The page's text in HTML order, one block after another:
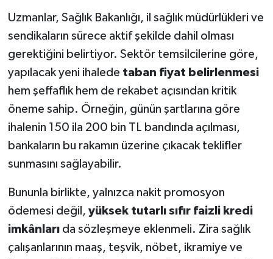
Uzmanlar, Sağlık Bakanlığı, il sağlık müdürlükleri ve
sendikaların sürece aktif şekilde dahil olması
gerektiğini belirtiyor. Sektör temsilcilerine göre,
yapılacak yeni ihalede taban fiyat belirlenmesi
hem şeffaflık hem de rekabet açısından kritik
öneme sahip. Örneğin, günün şartlarına göre
ihalenin 150 ila 200 bin TL bandında açılması,
bankaların bu rakamın üzerine çıkacak teklifler
sunmasını sağlayabilir.
Bununla birlikte, yalnızca nakit promosyon
ödemesi değil, yüksek tutarlı sıfır faizli kredi
imkânlarıda sözleşmeye eklenmeli. Zira sağlık
çalışanlarının maaş, teşvik, nöbet, ikramiye ve